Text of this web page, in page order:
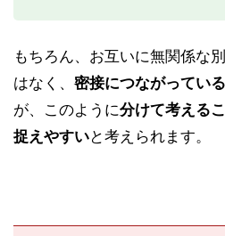
もちろん、お互いに無関係な
はなく、 密接につながってい
が、このように分けて考える
捉えやすいと考えられます。